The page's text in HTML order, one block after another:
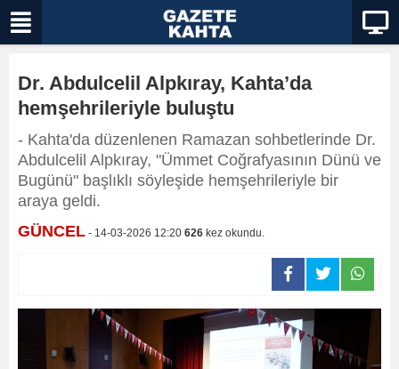
Dr. Abdulcelil Alpkıray, Kahta’da
hemşehrileriyle buluştu
- Kahta'da düzenlenen Ramazan sohbetlerinde Dr.
Abdulcelil Alpkıray, "Ümmet Coğrafyasının Dünü ve
Bugünü" başlıklı söyleşide hemşehrileriyle bir
araya geldi.
GÜNCEL - 14-03-2026 12:20 626 kez okundu.